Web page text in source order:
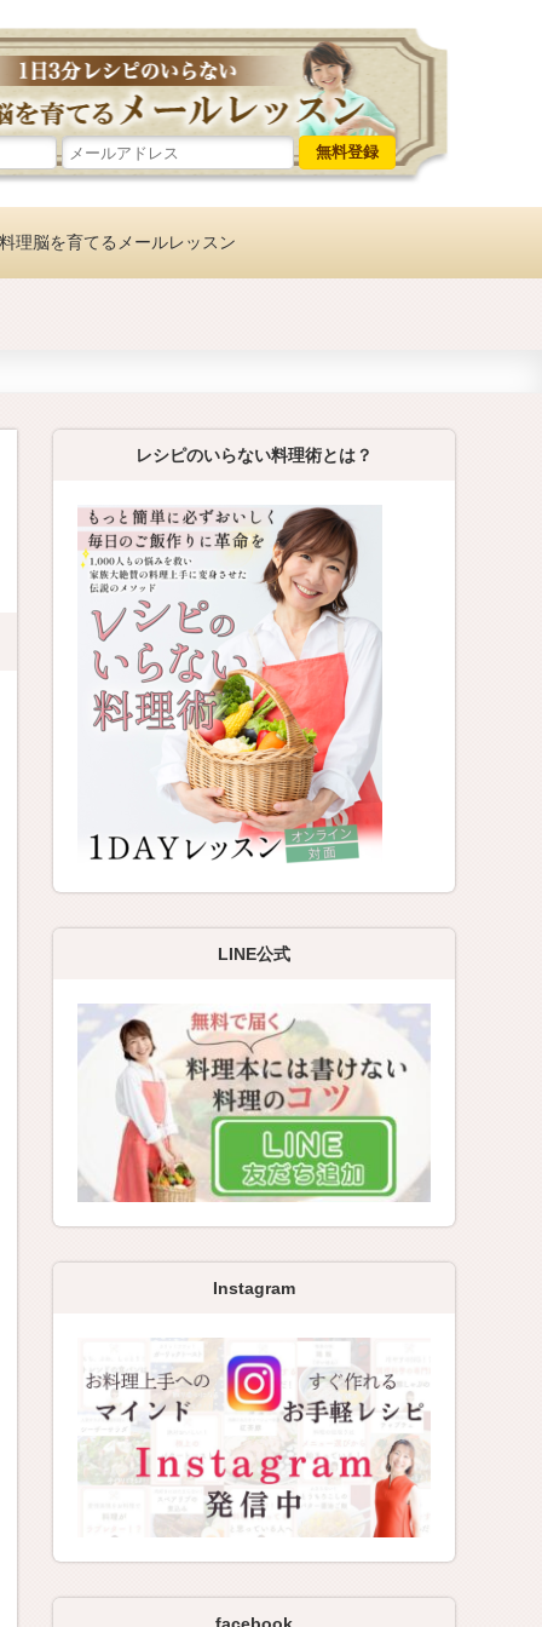
料理脳を育てるメールレッスン
レシピのいらない料理術とは？
LINE公式
Instagram
facebook